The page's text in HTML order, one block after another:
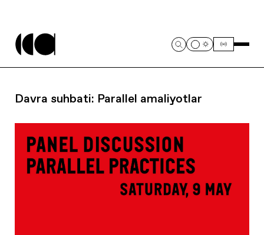
Davra suhbati: Parallel amaliyotlar